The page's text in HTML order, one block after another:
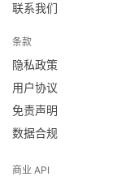
联系我们
条款
隐私政策
用户协议
免责声明
数据合规
商业 API